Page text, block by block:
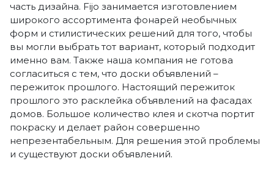
часть дизайна. Fijo занимается изготовлением
широкого ассортимента фонарей необычных
форм и стилистических решений для того, чтобы
вы могли выбрать тот вариант, который подходит
именно вам. Также наша компания не готова
согласиться с тем, что доски объявлений –
пережиток прошлого. Настоящий пережиток
прошлого это расклейка объявлений на фасадах
домов. Большое количество клея и скотча портит
покраску и делает район совершенно
непрезентабельным. Для решения этой проблемы
и существуют доски объявлений.